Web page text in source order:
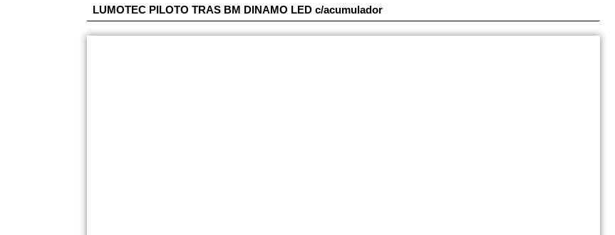
LUMOTEC PILOTO TRAS BM DINAMO LED c/acumulador